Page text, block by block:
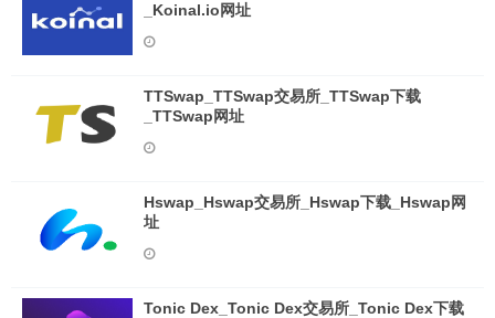
_Koinal.io网址
TTSwap_TTSwap交易所_TTSwap下载
_TTSwap网址
Hswap_Hswap交易所_Hswap下载_Hswap网
址
Tonic Dex_Tonic Dex交易所_Tonic Dex下载